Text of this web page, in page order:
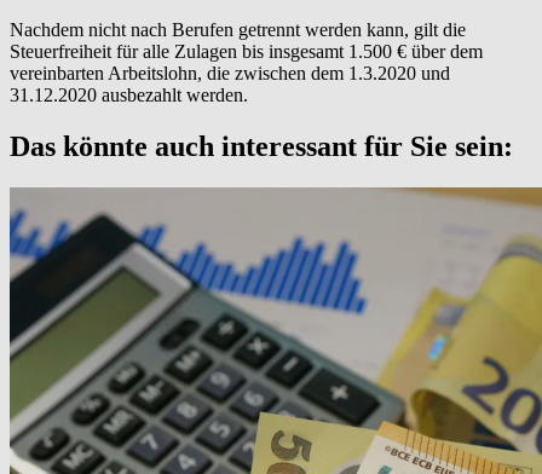
Nachdem nicht nach Berufen getrennt werden kann, gilt die
Steuerfreiheit für alle Zulagen bis insgesamt 1.500 € über dem
vereinbarten Arbeitslohn, die zwischen dem 1.3.2020 und
31.12.2020 ausbezahlt werden.
Das könnte auch interessant für Sie sein: